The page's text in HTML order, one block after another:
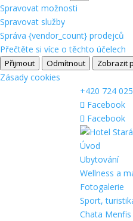
Spravovat možnosti
Spravovat služby
Správa {vendor_count} prodejců
Přečtěte si více o těchto účelech
Přijmout Odmítnout Zobrazit
Zásady cookies
+420 724
Facebook
Facebook
Úvod
Ubytování
Wellness a
Fotogalerie
Sport,
Chata Menfis